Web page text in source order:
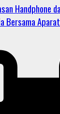
Handphone
Bersama